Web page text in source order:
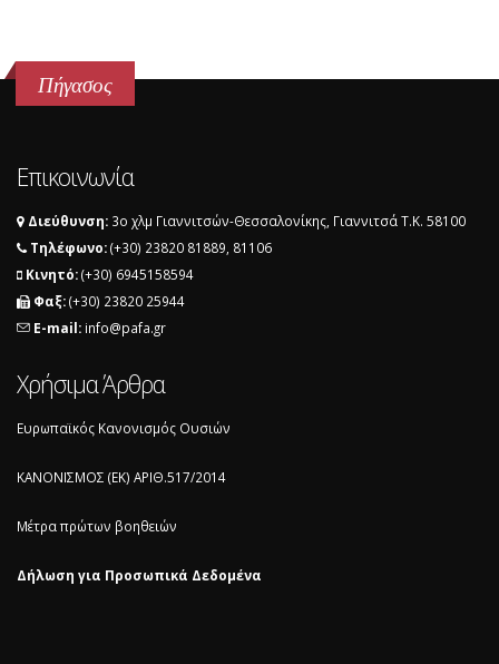
Πήγασος
Επικοινωνία
Διεύθυνση: 3ο χλμ Γιαννιτσών-Θεσσαλονίκης, Γιαννιτσά T.K. 58100
Τηλέφωνο:(+30) 23820 81889, 81106
Κινητό:(+30) 6945158594
Φαξ:(+30) 23820 25944
E-mail: info@pafa.gr
Χρήσιμα Άρθρα
Ευρωπαϊκός Κανονισμός Ουσιών
ΚΑΝΟΝΙΣΜΟΣ (ΕΚ) ΑΡΙΘ.517/2014
Μέτρα πρώτων βοηθειών
Δήλωση για Προσωπικά Δεδομένα